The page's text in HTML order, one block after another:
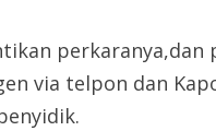
perkaranya,dan
via telpon dan